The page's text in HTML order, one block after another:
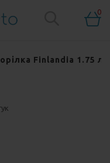
0
Finlandia 1.75 л